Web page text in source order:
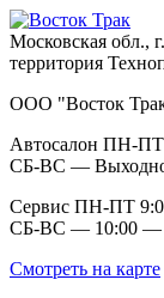
Московская обл.,
территория
ООО "Восток
Автосалон ПН-
СБ-ВС —
Сервис ПН-ПТ
СБ-ВС — 10:00 —
Смотреть на карте